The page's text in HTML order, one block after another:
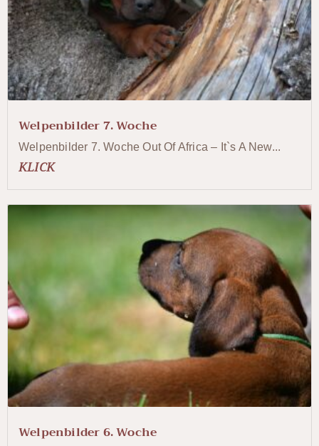
Welpenbilder 7. Woche
Welpenbilder 7. Woche Out Of Africa – It`s A New...
KLICK
Welpenbilder 6. Woche